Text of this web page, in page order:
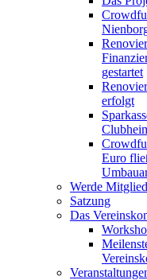
gestartet
erfolgt
Euro
Werde Mitglied
Satzung
Das